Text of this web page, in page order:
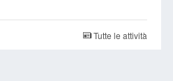
Tutte le attività